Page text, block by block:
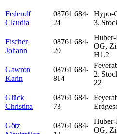
Federolf
Claudia
08761 684-
24
Hypo-
3.
Fischer
Johann
08761 684-
20
Huber-
OG,
H1.2
Gawron
Karin
08761 684-
814
2.
22
Glück
Christina
08761 684-
73
Götz
08761 684-
Huber-
OG,